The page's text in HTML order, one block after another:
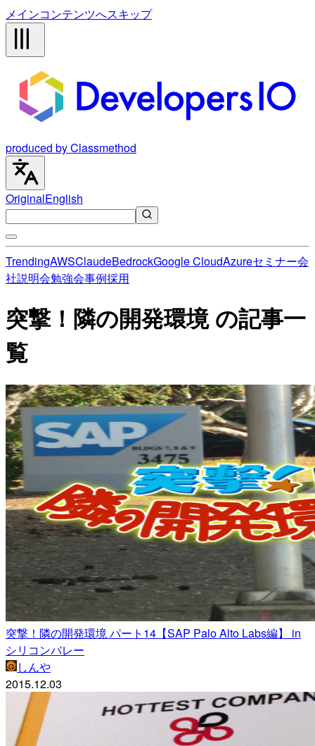
メインコンテンツへスキップ
produced by Classmethod
OriginalEnglish
TrendingAWSClaudeBedrockGoogle CloudAzureセミナー会
社説明会勉強会事例採用
突撃！隣の開発環境 の記事一
覧
突撃！隣の開発環境 パート14【SAP Palo Alto Labs編】 in
シリコンバレー
しんや
2015.12.03